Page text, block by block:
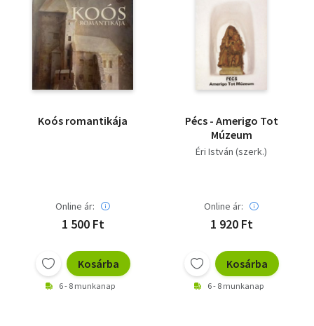
Koós romantikája
Online ár:
1 500 Ft
Kosárba
6 - 8 munkanap
Pécs - Amerigo Tot
Múzeum
Éri István (szerk.)
Online ár:
1 920 Ft
Kosárba
6 - 8 munkanap